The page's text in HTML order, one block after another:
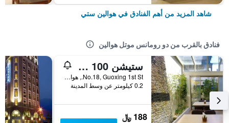
شاهد المزيد من أهم الفنادق في هوالين ستي
فنادق بالقرب من دو رومانس موتل هوالين
ستيشن 100 إم بيد آند بريكفاست
No.18, Guoxing 1st St., هوالين ستي, تايوان
0.2 كيلومتر عن وسط المدينة
188 ﷼